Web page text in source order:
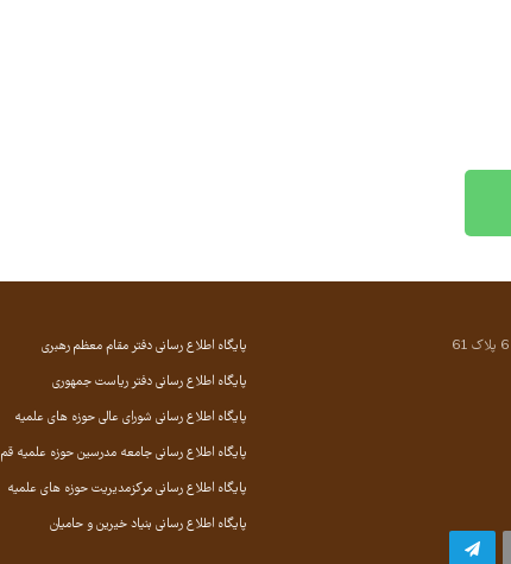
پایگاه اطلاع رسانی دفتر مقام معظم رهبری
پایگاه اطلاع رسانی دفتر ریاست جمهوری
پایگاه اطلاع رسانی شورای عالی حوزه های علمیه
پایگاه اطلاع رسانی جامعه مدرسین حوزه علمیه قم
پایگاه اطلاع رسانی مرکزمدیریت حوزه های علمیه
پایگاه اطلاع رسانی بنیاد خیرین و حامیان